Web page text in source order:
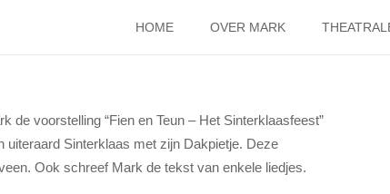
HOME OVER MARK
de voorstelling “Fien en Teun – Het Sinterklaasfeest”
uiteraard Sinterklaas met zijn Dakpietje. Deze
Ook schreef Mark de tekst van enkele liedjes.